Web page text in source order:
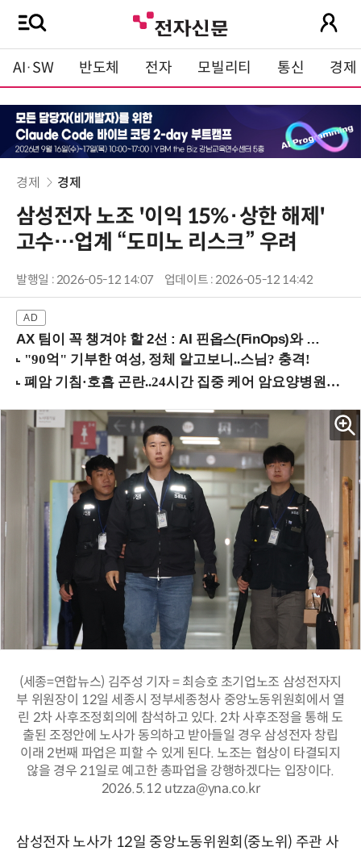
AI·SW 반도체 전자 모빌리티 통신 경제
경제 경제
삼성전자 노조 '이익 15%·상한 해제'
고수…업계 “도미노 리스크” 우려
발행일 : 2026-05-12 14:07 업데이트 : 2026-05-12 14:42
AX 팀이 꼭 챙겨야 할 2선 : AI 핀옵스(FinOps)와 토큰 거버넌스 (8/21 잠실역)
(세종=연합뉴스) 김주성 기자 = 최승호 초기업노조 삼성전자지
부 위원장이 12일 세종시 정부세종청사 중앙노동위원회에서 열
린 2차 사후조정회의에 참석하고 있다. 2차 사후조정을 통해 도
출된 조정안에 노사가 동의하고 받아들일 경우 삼성전자 창립
이래 2번째 파업은 피할 수 있게 된다. 노조는 협상이 타결되지
않을 경우 21일로 예고한 총파업을 강행하겠다는 입장이다.
2026.5.12 utzza@yna.co.kr
삼성전자 노사가 12일 중앙노동위원회(중노위) 주관 사